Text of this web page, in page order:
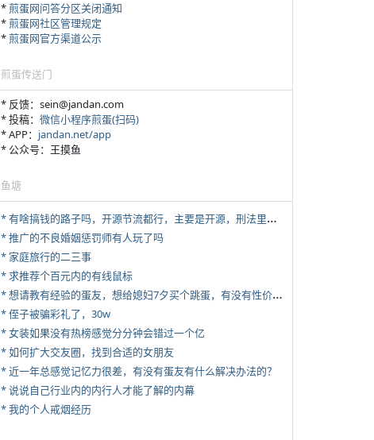
*煎蛋网问答分区关闭通知
*煎蛋网社区管理规定
*煎蛋网官方渠道公示
煎蛋传送门
* 反馈：sein@jandan.com
* 投稿： 微信小程序煎蛋(扫码)
* APP： jandan.net/app
* 公众号：王摸鱼
鱼塘
*
有啥搞钱的路子吗，开源节流都行，主要是开源，刑法里的咱不做
* 推广的不良婚姻惩罚师有人玩了吗
* 家庭旅行的二三事
* 求推荐个百元内的有线鼠标
*
想请教有经验的蛋友，想给媳妇7夕买个跳蛋，有没有性价比高的推荐
* 侄子被骗彩礼了，30w
* 女装如果没有热榜感觉分分钟会错过一个亿
* 如何扩大交友圈，找到合适的女朋友
* 近一年总感觉记忆力很差，有没有蛋友有什么解决办法的？
* 说说自己行业内的内行人才能了解的内幕
* 我的个人戒烟经历